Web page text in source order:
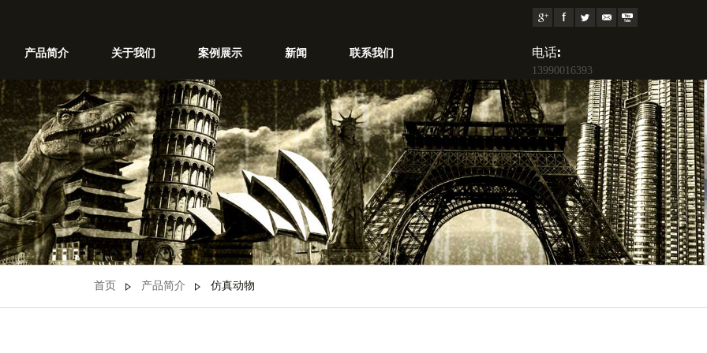
产品简介 关于我们 案例展示 新闻 联系我们 电话:
13990016393
首页 产品简介 仿真动物